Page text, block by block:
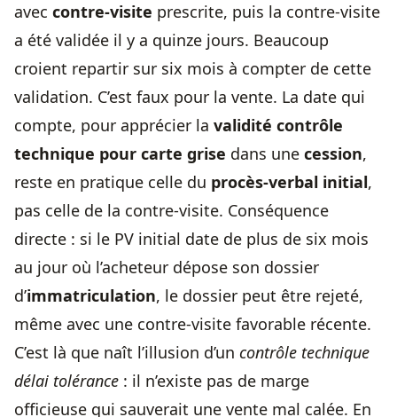
avec contre-visite prescrite, puis la contre-visite
a été validée il y a quinze jours. Beaucoup
croient repartir sur six mois à compter de cette
validation. C’est faux pour la vente. La date qui
compte, pour apprécier la validité contrôle
technique pour carte grise dans une cession,
reste en pratique celle du procès-verbal initial,
pas celle de la contre-visite. Conséquence
directe : si le PV initial date de plus de six mois
au jour où l’acheteur dépose son dossier
d’immatriculation, le dossier peut être rejeté,
même avec une contre-visite favorable récente.
C’est là que naît l’illusion d’un contrôle technique
délai tolérance : il n’existe pas de marge
officieuse qui sauverait une vente mal calée. En